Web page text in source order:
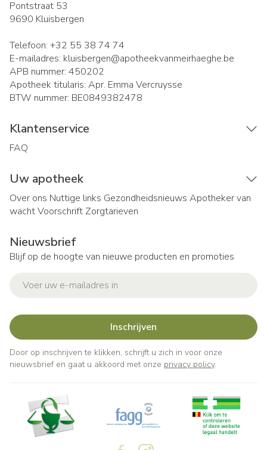
Pontstraat 53
9690 Kluisbergen
Telefoon: +32 55 38 74 74
E-mailadres: kluisbergen@apotheekvanmeirhaeghe.be
APB nummer: 450202
Apotheek titularis: Apr. Emma Vercruysse
BTW nummer: BE0849382478
Klantenservice
FAQ
Uw apotheek
Over ons Nuttige links Gezondheidsnieuws Apotheker van
wachtVoorschrift Zorgtarieven
Nieuwsbrief
Blijf op de hoogte van nieuwe producten en promoties
Inschrijven
Door op inschrijven te klikken, schrijft u zich in voor onze
nieuwsbrief en gaat u akkoord met onze privacy policy.